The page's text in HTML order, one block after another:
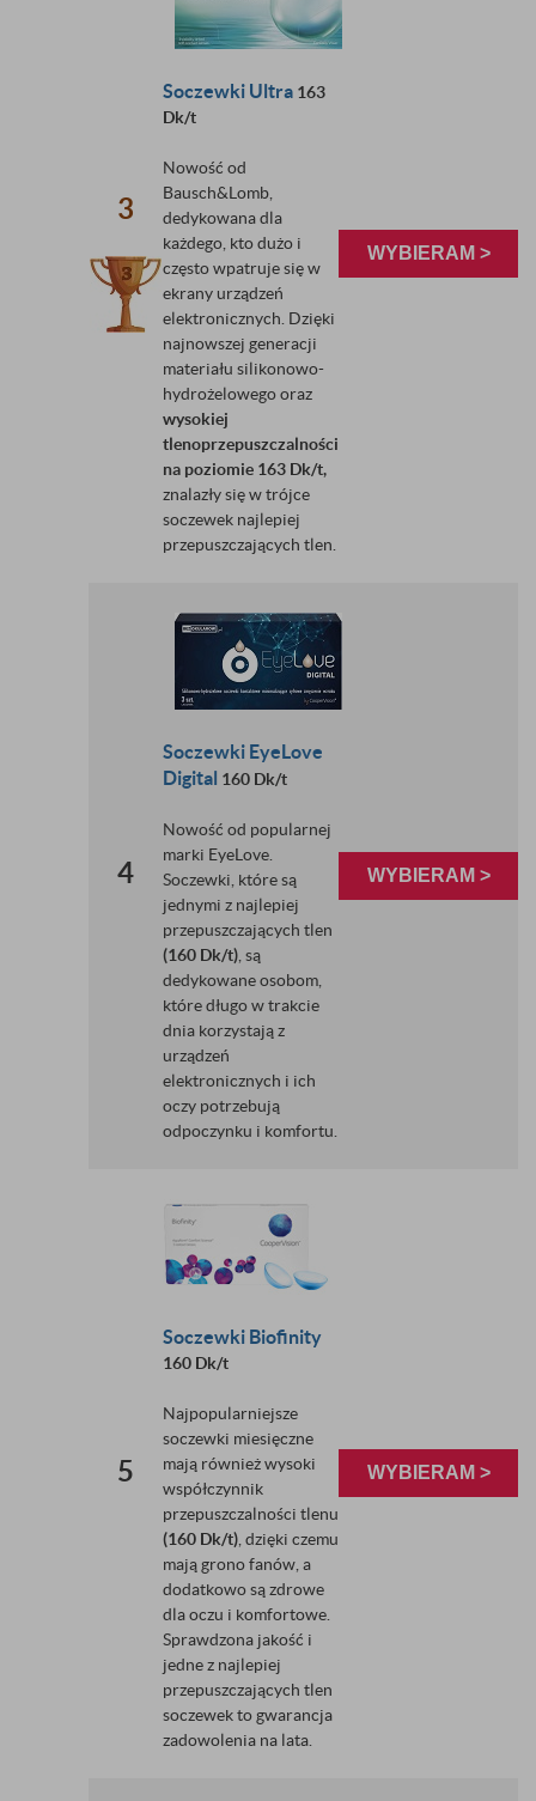
3
Soczewki Ultra 163
Dk/t
Nowość od
Bausch&Lomb,
dedykowana dla
każdego, kto dużo i
często wpatruje się w
ekrany urządzeń
elektronicznych. Dzięki
najnowszej generacji
materiału silikonowo-
hydrożelowego oraz
wysokiej
tlenoprzepuszczalności
na poziomie 163 Dk/t,
znalazły się w trójce
soczewek najlepiej
przepuszczających tlen.
WYBIERAM >
4
Soczewki EyeLove
Digital 160 Dk/t
Nowość od popularnej
marki EyeLove.
Soczewki, które są
jednymi z najlepiej
przepuszczających tlen
(160 Dk/t) , są
dedykowane osobom,
które długo w trakcie
dnia korzystają z
urządzeń
elektronicznych i ich
oczy potrzebują
odpoczynku i komfortu.
WYBIERAM >
5
Soczewki Biofinity
160 Dk/t
Najpopularniejsze
soczewki miesięczne
mają również wysoki
współczynnik
przepuszczalności tlenu
(160 Dk/t) , dzięki czemu
mają grono fanów, a
dodatkowo są zdrowe
dla oczu i komfortowe.
Sprawdzona jakość i
jedne z najlepiej
przepuszczających tlen
soczewek to gwarancja
zadowolenia na lata.
WYBIERAM >